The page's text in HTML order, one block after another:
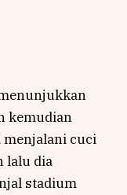
kemudian
menjalani cuci
lalu dia
stadium